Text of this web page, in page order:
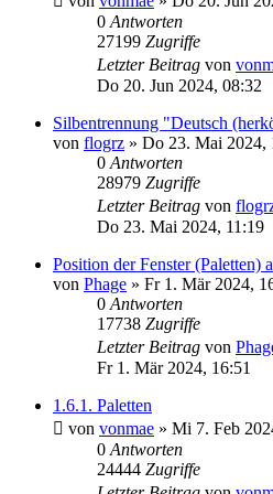
0 Antworten
27199 Zugriffe
Letzter Beitrag von
Do 20. Jun 2024, 08:32
Silbentrennung "Deutsch
von flogrz » Do 23. Mai 2024,
0 Antworten
28979 Zugriffe
Letzter Beitrag von
Do 23. Mai 2024, 11:19
Position der Fenster (Paletten)
von Phage » Fr 1. Mär 2024,
0 Antworten
17738 Zugriffe
Letzter Beitrag von
Fr 1. Mär 2024, 16:51
1.6.1. Paletten
von vonmae » Mi 7. Feb
0 Antworten
24444 Zugriffe